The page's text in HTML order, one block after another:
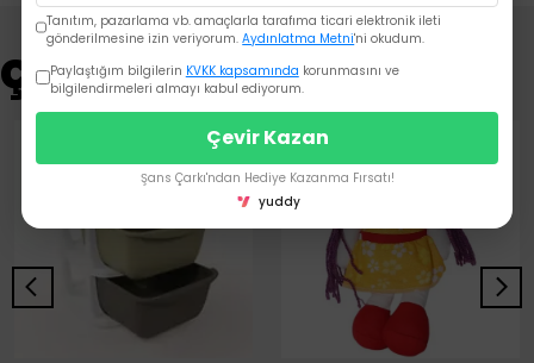
Çok Satanlar
Tanıtım, pazarlama vb. amaçlarla tarafıma ticari elektronik ileti
gönderilmesine izin veriyorum.Aydınlatma Metni'ni okudum.
Paylaştığım bilgilerin KVKK kapsamında korunmasını ve
bilgilendirmeleri almayı kabul ediyorum.
Çevir Kazan
Şans Çarkı'ndan Hediye Kazanma Fırsatı!
yuddy